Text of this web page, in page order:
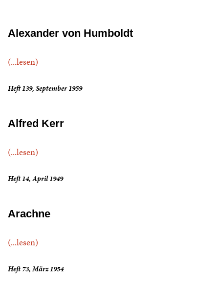
Alexander von Humboldt
(...lesen)
Heft 139, September 1959
Alfred Kerr
(...lesen)
Heft 14, April 1949
Arachne
(...lesen)
Heft 73, März 1954